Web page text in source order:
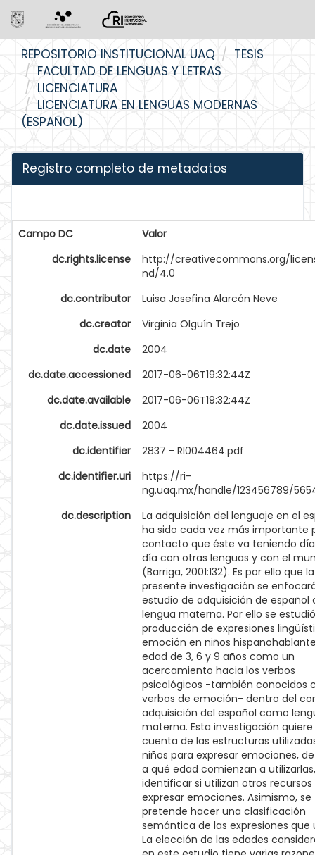
navigation
REPOSITORIO INSTITUCIONAL UAQ
TESIS
FACULTAD DE LENGUAS Y LETRAS
LICENCIATURA
LICENCIATURA EN LENGUAS MODERNAS
(ESPAÑOL)
Registro completo de metadatos
Campo DC
Valor
dc.rights.license
http://creativecommons.org/
nd/4.0
dc.contributor
Luisa Josefina Alarcón Neve
dc.creator
Virginia Olguín Trejo
dc.date
2004
dc.date.accessioned
2017-06-06T19:32:44Z
dc.date.available
2017-06-06T19:32:44Z
dc.date.issued
2004
dc.identifier
2837 - RI004464.pdf
dc.identifier.uri
https://ri-
ng.uaq.mx/handle/123456789/
dc.description
La adquisición del lenguaje en el
ha sido cada vez más importante
contacto que éste va teniendo
día con otras lenguas y con el
(Barriga, 2001:132). Es por ello que la
presente investigación se
estudio de adquisición de español
lengua materna. Por ello se
producción de expresiones
emoción en niños
edad de 3, 6 y 9 años como un
acercamiento hacia los verbos
psicológicos -también conocidos
verbos de emoción- dentro del
adquisición del español como
materna. Esta investigación
cuenta de las estructuras
niños para expresar emociones,
a qué edad comienzan a
identificar si utilizan otros recursos
expresar emociones. Asimismo, se
pretende hacer una clasificación
semántica de las expresiones que
La elección de las edades